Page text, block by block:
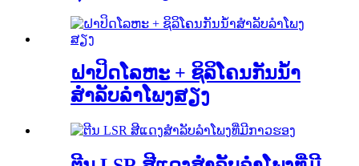
ຝາປິດໂລຫະ + ຊິລິໂຄນກັນນ້ຳ
ສຳລັບລຳໂພງສຽງ